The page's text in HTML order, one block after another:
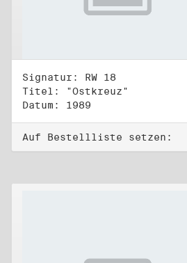
Signatur: RW 18
Titel: "Ostkreuz"
Datum: 1989
Auf Bestellliste setzen: